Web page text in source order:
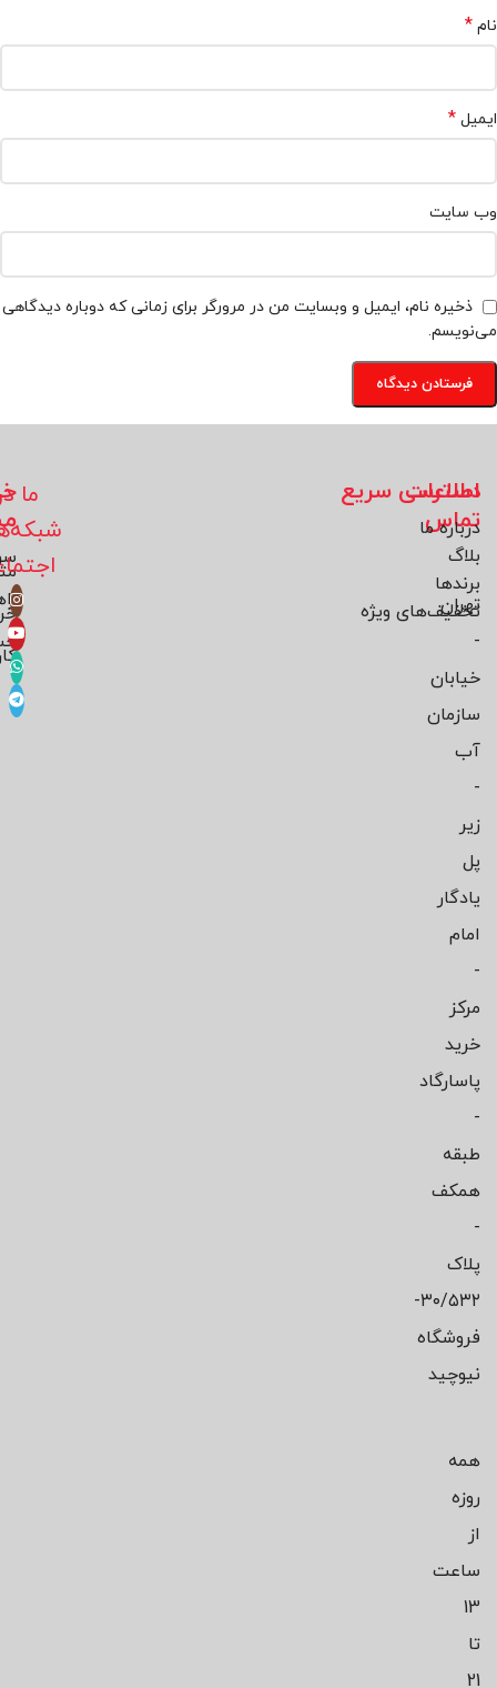
نام *
ایمیل *
وب‌ سایت
ذخیره نام، ایمیل و وبسایت من در مرورگر برای زمانی که دوباره دیدگاهی
می‌نویسم.
اطلاعات
تماس
تهران
-
خیابان
سازمان
آب
-
زیر
پل
یادگار
امام
-
مرکز
خرید
پاسارگاد
-
طبقه
همکف
-
پلاک
۳۰/۵۳۲-
فروشگاه
نیوچید
همه
روزه
از
ساعت
13
تا
21
دسترسی سریع
درباره ما
بلاگ
برند‌ها
تخفیف‌های ویژه
ما